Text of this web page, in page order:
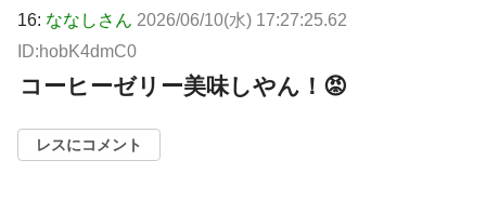
16: ななしさん 2026/06/10(水) 17:27:25.62
ID:hobK4dmC0
コーヒーゼリー美味しやん！😡
レスにコメント